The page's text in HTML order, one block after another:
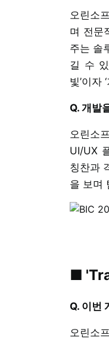
오린소
며 전문
주는 솔
길 수
빛’이자
Q. 개발
오린소
UI/UX
칭찬과
을 보며
■
Q. 이번
오린소